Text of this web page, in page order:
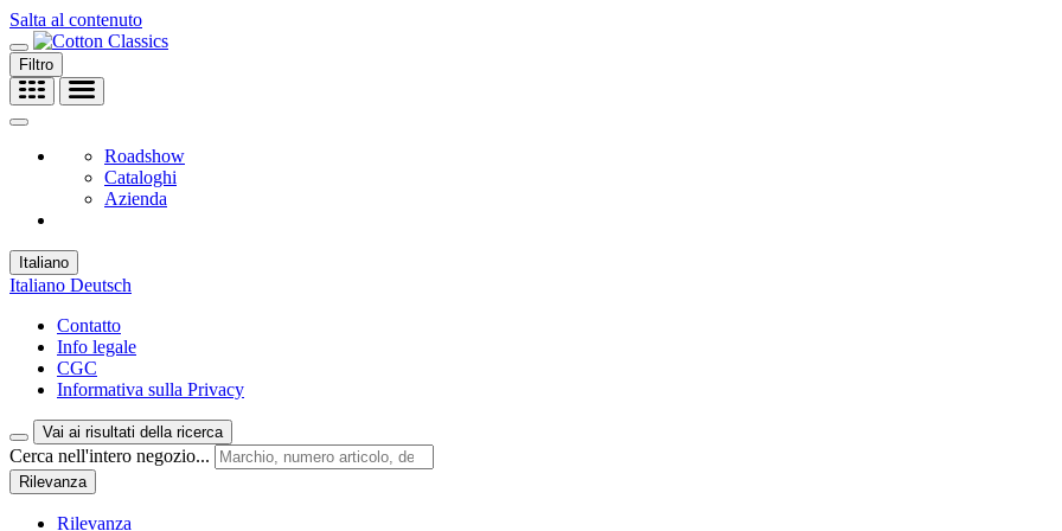
Salta al contenuto
Filtro
Roadshow
Cataloghi
Azienda
Italiano
Italiano Deutsch
Contatto
Info legale
CGC
Informativa sulla Privacy
Vai ai risultati della ricerca
Cerca nell'intero negozio...
Rilevanza
Rilevanza